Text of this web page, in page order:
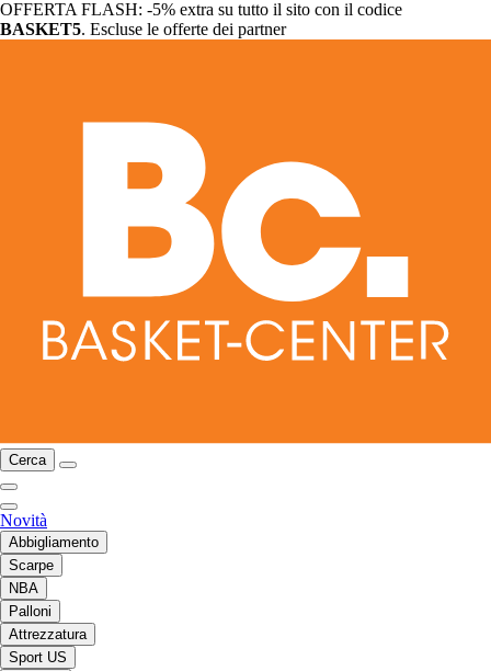
OFFERTA FLASH: -5% extra su tutto il sito con il codice
BASKET5. Escluse le offerte dei partner
Cerca
Novità
Abbigliamento
Scarpe
NBA
Palloni
Attrezzatura
Sport US